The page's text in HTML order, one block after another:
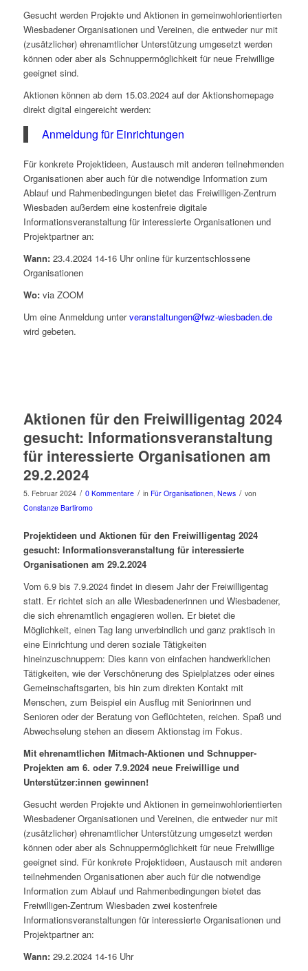
Gesucht werden Projekte und Aktionen in gemeinwohlorientierten
Wiesbadener Organisationen und Vereinen, die entweder nur mit
(zusätzlicher) ehrenamtlicher Unterstützung umgesetzt werden
können oder aber als Schnuppermöglichkeit für neue Freiwillige
geeignet sind.
Aktionen können ab dem 15.03.2024 auf der Aktionshomepage
direkt digital eingereicht werden:
Anmeldung für Einrichtungen
Für konkrete Projektideen, Austausch mit anderen teilnehmenden
Organisationen aber auch für die notwendige Information zum
Ablauf und Rahmenbedingungen bietet das Freiwilligen-Zentrum
Wiesbaden außerdem eine kostenfreie digitale
Informationsveranstaltung für interessierte Organisationen und
Projektpartner an:
Wann:23.4.2024 14-16 Uhr online für kurzentschlossene
Organisationen
Wo:via ZOOM
Um eine Anmeldung unterveranstaltungen@fwz-wiesbaden.de
wird gebeten.
Aktionen für den Freiwilligentag 2024
gesucht: Informationsveranstaltung
für interessierte Organisationen am
29.2.2024
5. Februar 2024 / 0 Kommentare / in Für Organisationen, News / von
Constanze Bartiromo
Projektideen und Aktionen für den Freiwilligentag 2024
gesucht: Informationsveranstaltung für interessierte
Organisationen am 29.2.2024
Vom 6.9 bis 7.9.2024 findet in diesem Jahr der Freiwilligentag
statt. Er richtet sich an alle Wiesbadenerinnen und Wiesbadener,
die sich ehrenamtlich engagieren wollen. Er bietet die
Möglichkeit, einen Tag lang unverbindlich und ganz praktisch in
eine Einrichtung und deren soziale Tätigkeiten
hineinzuschnuppern: Dies kann von einfachen handwerklichen
Tätigkeiten, wie der Verschönerung des Spielplatzes oder eines
Gemeinschaftsgarten, bis hin zum direkten Kontakt mit
Menschen, zum Beispiel ein Ausflug mit Seniorinnen und
Senioren oder der Beratung von Geflüchteten, reichen. Spaß und
Abwechselung stehen an diesem Aktionstag im Fokus.
Mit ehrenamtlichen Mitmach-Aktionen und Schnupper-
Projekten am 6. oder 7.9.2024 neue Freiwillige und
Unterstützer:innen gewinnen!
Gesucht werden Projekte und Aktionen in gemeinwohlorientierten
Wiesbadener Organisationen und Vereinen, die entweder nur mit
(zusätzlicher) ehrenamtlicher Unterstützung umgesetzt werden
können oder aber als Schnuppermöglichkeit für neue Freiwillige
geeignet sind. Für konkrete Projektideen, Austausch mit anderen
teilnehmenden Organisationen aber auch für die notwendige
Information zum Ablauf und Rahmenbedingungen bietet das
Freiwilligen-Zentrum Wiesbaden zwei kostenfreie
Informationsveranstaltungen für interessierte Organisationen und
Projektpartner an:
Wann:29.2.2024 14-16 Uhr